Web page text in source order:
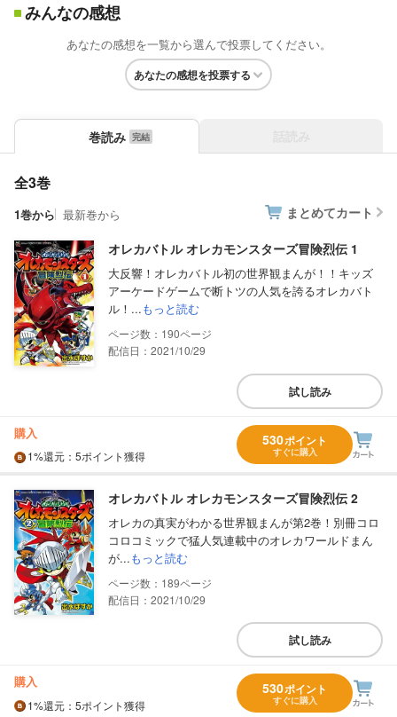
みんなの感想
あなたの感想を一覧から選んで投票してください。
あなたの感想を投票する
巻読み
全3巻
1巻から 最新巻から まとめてカート
オレカバトル オレカモンスターズ冒険烈伝 1
大反響！オレカバトル初の世界観まんが！！キッズ
アーケードゲームで断トツの人気を誇るオレカバト
ル！...もっと読む
190
配信日：2021/10/29
試し読み
購入
1%還元 ：5ポイント獲得
530ポイント
すぐに購入
オレカバトル オレカモンスターズ冒険烈伝 2
オレカの真実がわかる世界観まんが第2巻！別冊コロ
コロコミックで猛人気連載中のオレカワールドまん
が...もっと読む
189
配信日：2021/10/29
試し読み
購入
1%還元 ：5ポイント獲得
530ポイント
すぐに購入